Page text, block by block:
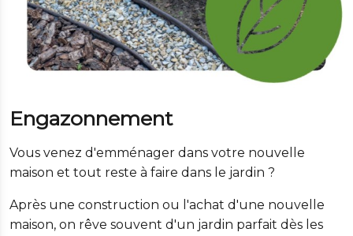
Engazonnement
Vous venez d'emménager dans votre nouvelle
maison et tout reste à faire dans le jardin ?
Après une construction ou l'achat d'une nouvelle
maison, on rêve souvent d'un jardin parfait dès les